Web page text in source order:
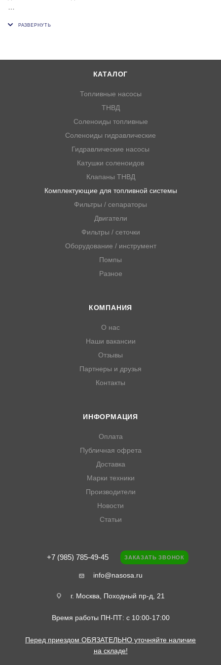
мм: 25;25;25
КАТАЛОГ
Топливные насосы
ТНВД
Соленоиды топливные
Соленоиды гидравлические
Гидравлические насосы
Катушки соленоидов
Клапаны ТНВД
Комплектующие для топливной системы
Фильтры / сепараторы
Двигатели
Фильтры / сеточки
Оборудование / инструмент
Помпы
Разное
КОМПАНИЯ
О нас
Наши вакансии
Отзывы
Партнеры и друзья
Контакты
ИНФОРМАЦИЯ
Оплата
Публичная офрета
Доставка
Марки техники
Производители
Новости
Статьи
+7 (985) 785-49-45 ЗАКАЗАТЬ ЗВОНОК
info@nasosa.ru
г. Москва, Походный пр-д, 21
Время работы ПН-ПТ: с 10:00-17:00
Перед приездом ОБЯЗАТЕЛЬНО уточняйте наличие
на складе!